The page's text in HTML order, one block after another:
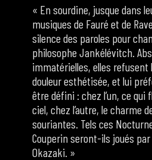
La salle
L’événementiel
Les contacts
« En sourdine, jusque dans
musiques de Fauré et de
silence des paroles pour
philosophe Jankélévitch.
immatérielles, elles refusent
douleur esthétisée, et lui
être défini : chez l’un, ce
ciel, chez l’autre, le charme
souriantes. Tels ces
Couperin seront-ils joués
Okazaki. »